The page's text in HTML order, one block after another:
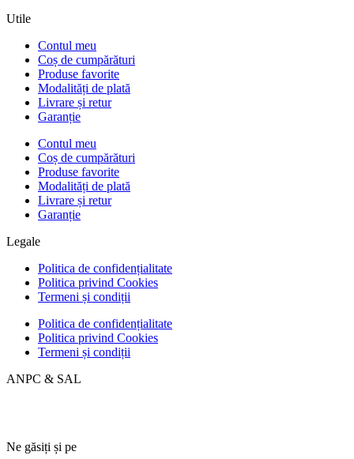
Utile
Contul meu
Coș de cumpărături
Produse favorite
Modalități de plată
Livrare și retur
Garanție
Contul meu
Coș de cumpărături
Produse favorite
Modalități de plată
Livrare și retur
Garanție
Legale
Politica de confidențialitate
Politica privind Cookies
Termeni și condiții
Politica de confidențialitate
Politica privind Cookies
Termeni și condiții
ANPC & SAL
Ne găsiți și pe